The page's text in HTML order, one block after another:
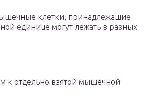
клетки, принадлежащие
единице могут лежать в разных
к отдельно взятой мышечной